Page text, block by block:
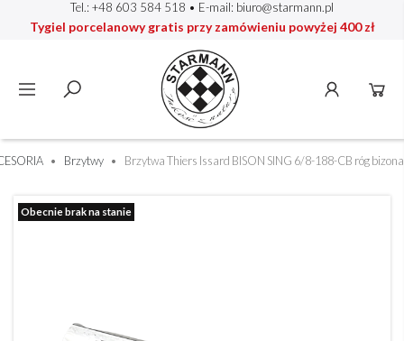
Tel.: +48 603 584 518 • E-mail: biuro@starmann.pl
Tygiel porcelanowy gratis przy zamówieniu powyżej 400 zł
Brzytwy Brzytwa Thiers Issard BISON SING 6/8-188-CB róg bizona
Obecnie brak na stanie